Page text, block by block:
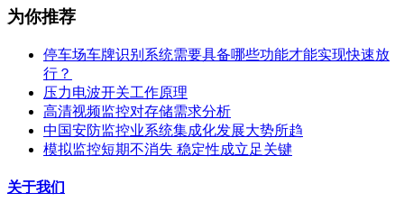
为你推荐
停车场车牌识别系统需要具备哪些功能才能实现快速放
行？
压力电波开关工作原理
高清视频监控对存储需求分析
中国安防监控业系统集成化发展大势所趋
模拟监控短期不消失 稳定性成立足关键
关于我们